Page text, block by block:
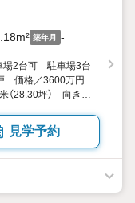
築年月 -
場2台可 駐車場3台
価格／3600万円
28.30坪） 向き／
見学予約